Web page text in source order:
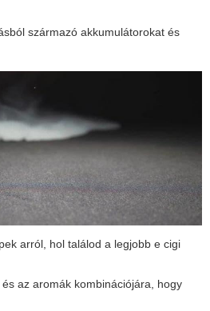
származó akkumulátorokat és
arról, hol találod a legjobb e cigi
az aromák kombinációjára, hogy